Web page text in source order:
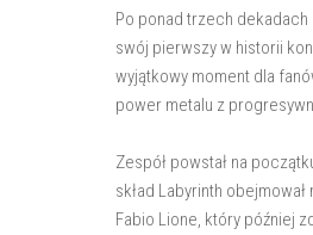
Po ponad trzech
swój pierwszy w historii
wyjątkowy moment dla
power metalu z
Zespół powstał na
skład Labyrinth
Fabio Lione, który później